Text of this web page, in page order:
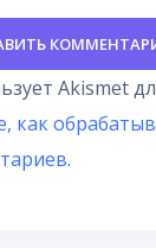
Akismet
как
.